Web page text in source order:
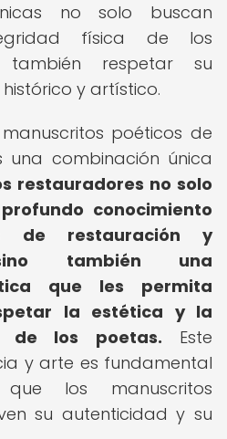
no solo buscan
física de los
también respetar su
y artístico.
poéticos de
una combinación única
restauradores no solo
conocimiento
de restauración y
también una
que les permita
la estética y la
de los poetas. Este
y arte es fundamental
los manuscritos
su autenticidad y su